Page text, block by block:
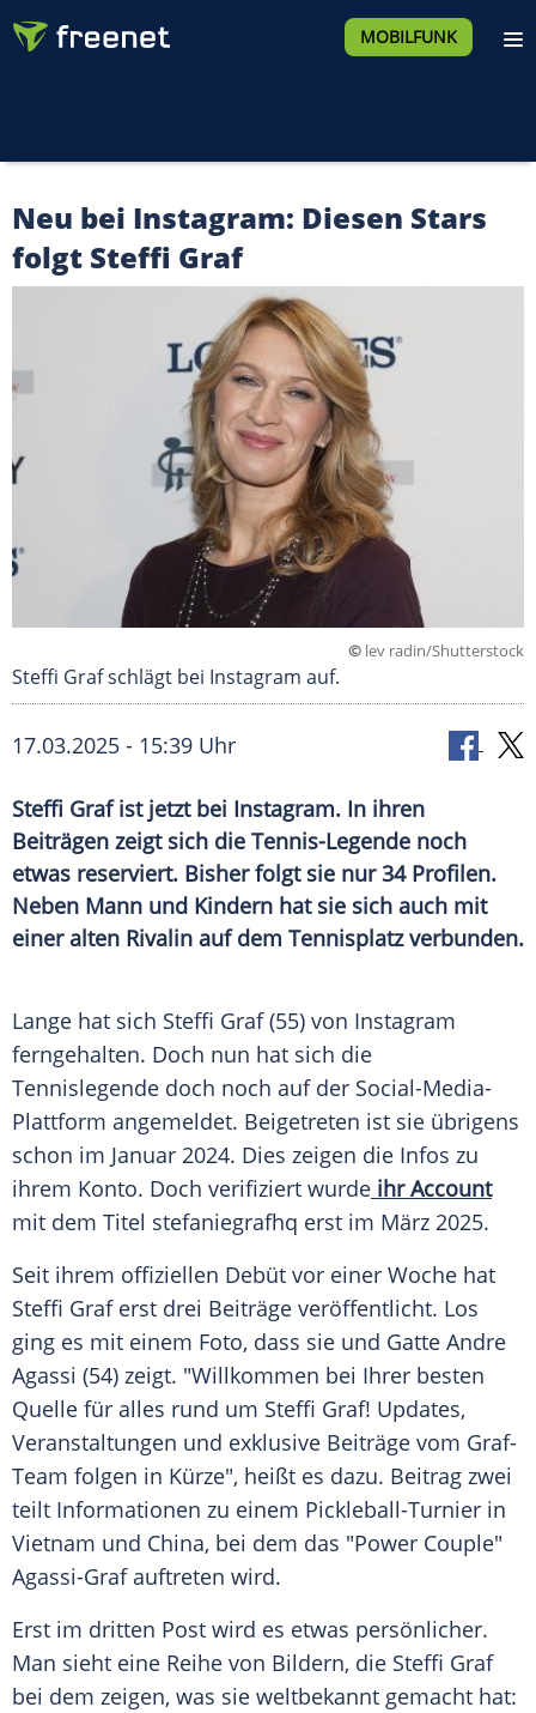
MOBILFUNK
Neu bei Instagram: Diesen Stars
folgt Steffi Graf
© lev radin/Shutterstock
Steffi Graf schlägt bei Instagram auf.
17.03.2025 - 15:39 Uhr
Steffi Graf ist jetzt bei Instagram. In ihren
Beiträgen zeigt sich die Tennis-Legende noch
etwas reserviert. Bisher folgt sie nur 34 Profilen.
Neben Mann und Kindern hat sie sich auch mit
einer alten Rivalin auf dem Tennisplatz verbunden.
Lange hat sich Steffi Graf(55) von Instagram
ferngehalten. Doch nun hat sich die
Tennislegende doch noch auf der Social-Media-
Plattform angemeldet. Beigetreten ist sie übrigens
schon im Januar 2024. Dies zeigen die Infos zu
ihrem Konto. Doch verifiziert wurde ihrAccount
mit dem Titel stefaniegrafhq erst im März 2025.
Seit ihrem offiziellen Debüt vor einer Woche hat
Steffi Graferst drei Beiträge veröffentlicht. Los
ging es mit einem Foto, dass sie und Gatte Andre
Agassi (54) zeigt. "Willkommen bei Ihrer besten
Quelle für alles rund um Steffi Graf! Updates,
Veranstaltungen und exklusive Beiträge vom Graf-
Team folgen in Kürze", heißt es dazu. Beitrag zwei
teilt Informationen zu einem Pickleball-Turnier in
Vietnam und China, bei dem das "Power Couple"
Agassi-Graf auftreten wird.
Erst im dritten Post wird es etwas persönlicher.
Man sieht eine Reihe von Bildern, die Steffi Graf
bei dem zeigen, was sie weltbekannt gemacht hat: